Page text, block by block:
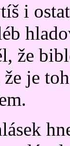
i
že
že je